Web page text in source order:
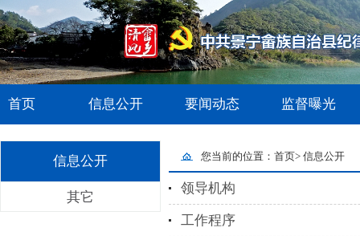
首页 信息公开 要闻动态 监督曝光
信息公开
其它
您当前的位置： 首页> 信息公开
领导机构
工作程序